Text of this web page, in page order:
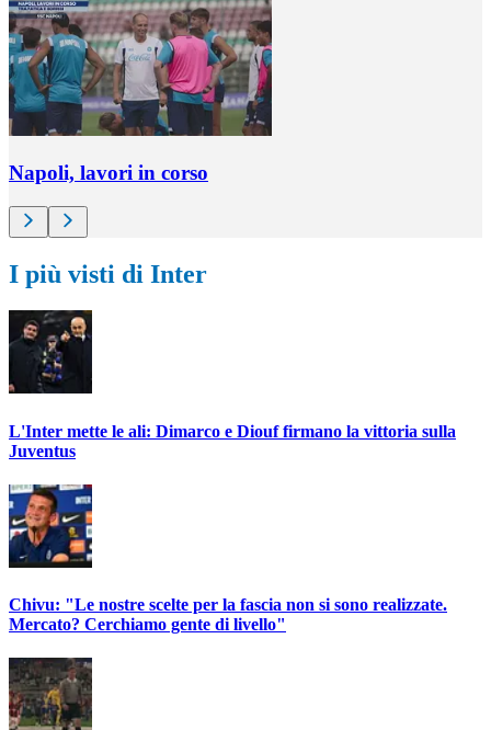
Napoli, lavori in corso
I più visti di Inter
L'Inter mette le ali: Dimarco e Diouf firmano la vittoria sulla
Juventus
Chivu: "Le nostre scelte per la fascia non si sono realizzate.
Mercato? Cerchiamo gente di livello"